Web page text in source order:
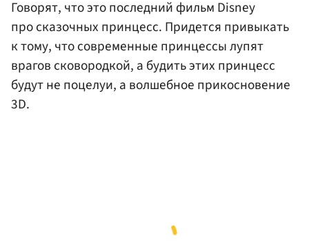
Говорят, что это последний фильм Disney
про сказочных принцесс. Придется привыкать
к тому, что современные принцессы лупят
врагов сковородкой, а будить этих принцесс
будут не поцелуи, а волшебное прикосновение
3D.